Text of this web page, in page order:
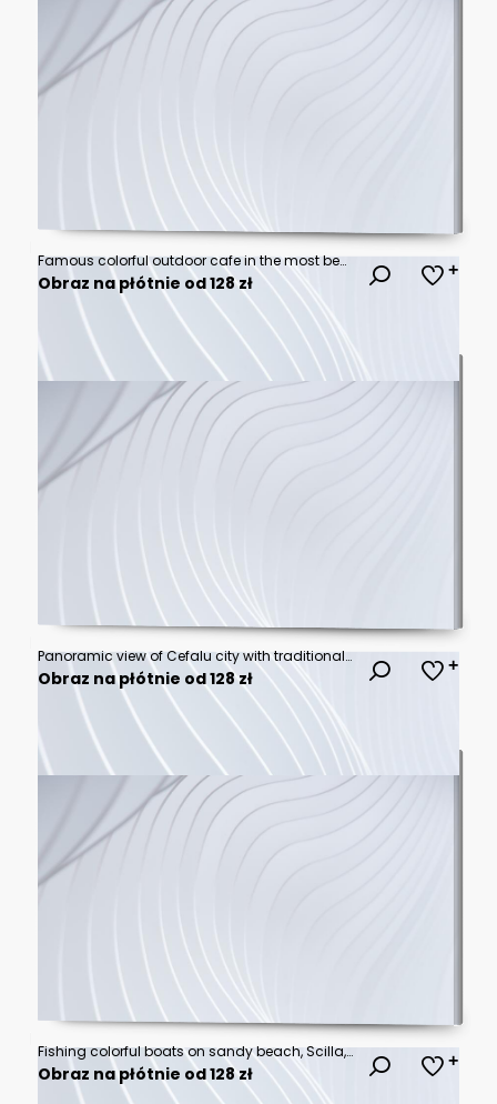
Famous colorful outdoor cafe in the most beautiful sicilian village Marzamemi in Sicily, south Italy
Obraz na płótnie od 128 zł
Panoramic view of Cefalu city with traditional houses on the seaside in a sunny day on Sicily islands
Obraz na płótnie od 128 zł
Fishing colorful boats on sandy beach, Scilla, Calabria, Italy
Obraz na płótnie od 128 zł